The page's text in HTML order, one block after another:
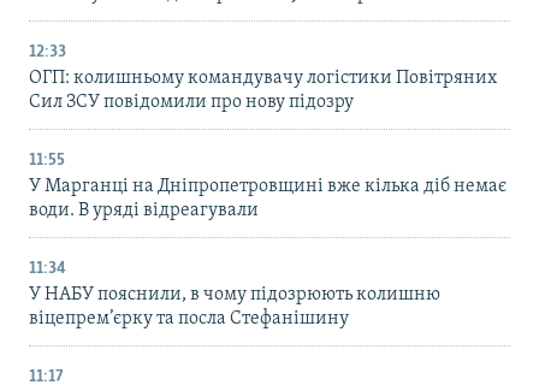
12:33
ОГП: колишньому командувачу логістики Повітряних
Сил ЗСУ повідомили про нову підозру
11:55
У Марганці на Дніпропетровщині вже кілька діб немає
води. В уряді відреагували
11:34
У НАБУ пояснили, в чому підозрюють колишню
віцепрем’єрку та посла Стефанішину
11:17